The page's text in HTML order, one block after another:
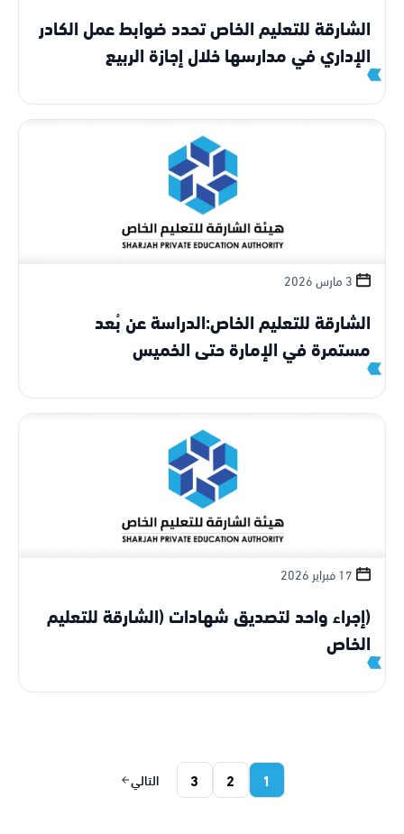
الشارقة للتعليم الخاص تحدد ضوابط عمل الكادر
الإداري في مدارسها خلال إجازة الربيع
3 مارس 2026
الشارقة للتعليم الخاص:الدراسة عن بُعد
مستمرة في الإمارة حتى الخميس
17 فبراير 2026
(إجراء واحد لتصديق شهادات (الشارقة للتعليم
الخاص
1
2
3 التالي